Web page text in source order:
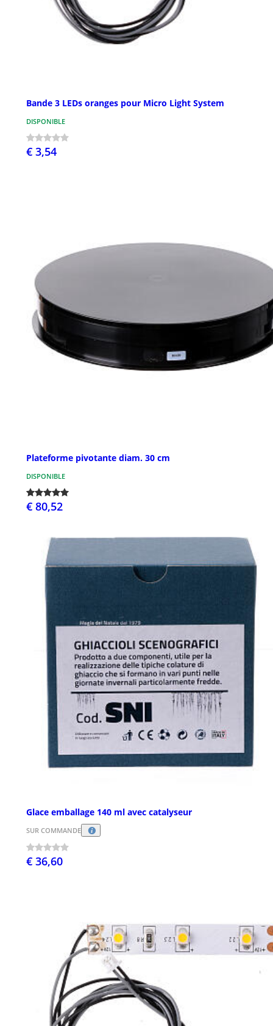
Bande 3 LEDs oranges pour Micro Light System
DISPONIBLE
€ 3,54
Plateforme pivotante diam. 30 cm
DISPONIBLE
€ 80,52
Glace emballage 140 ml avec catalyseur
SUR COMMANDE
€ 36,60